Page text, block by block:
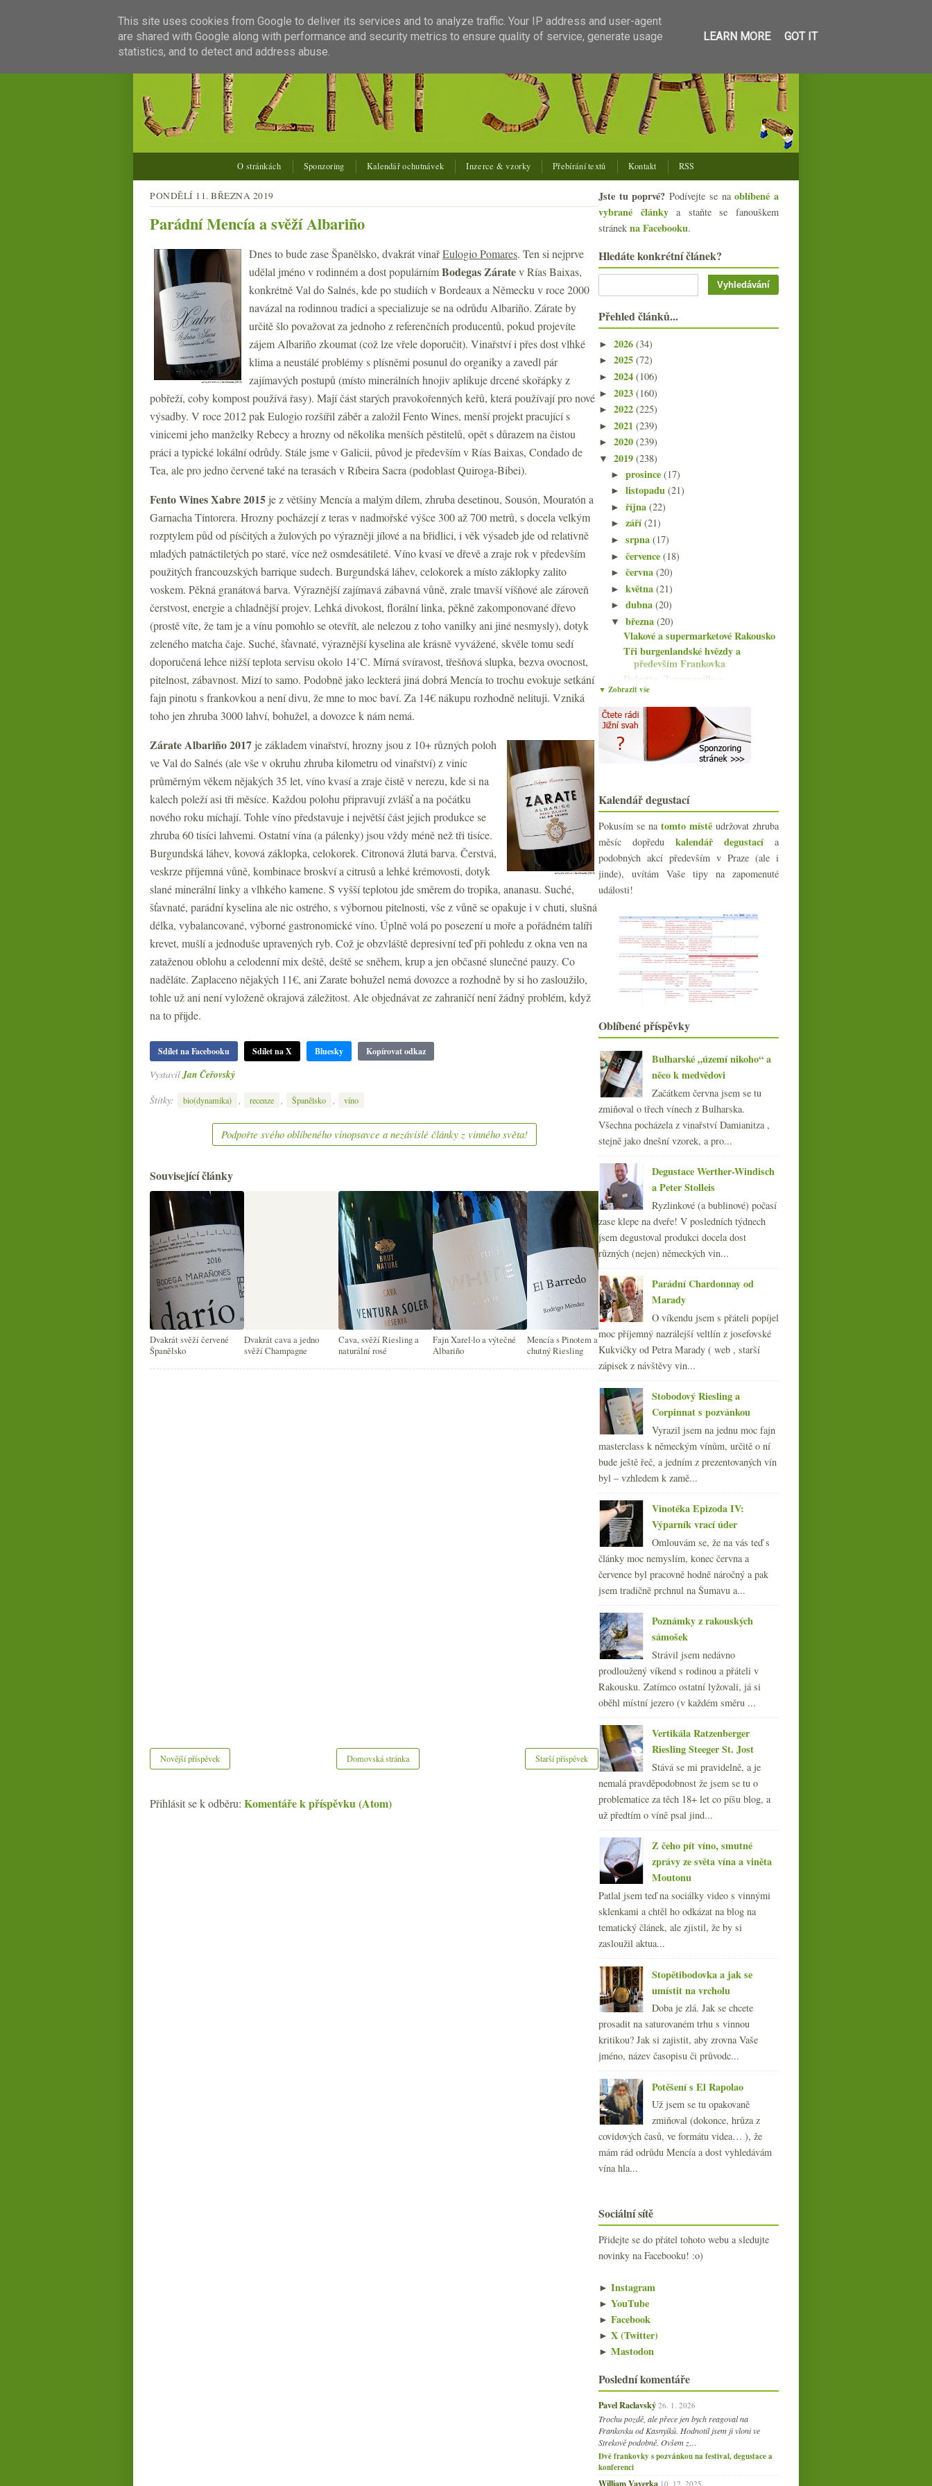
O stránkách Sponzoring Kalendář ochutnávek Inzerce & vzorky Přebírání textů Kontakt RSS
PONDĚLÍ 11. BŘEZNA 2019
Parádní Mencía a svěží Albariño
Dnes to bude zase Španělsko, dvakrát vinařEulogio Pomares. Ten si nejprve
udělal jméno v rodinném a dost populárnímBodegas Záratev Rías Baixas,
konkrétně Val do Salnés, kde po studiích v Bordeaux a Německu v roce 2000
navázal na rodinnou tradici a specializuje se na odrůdu Albariño. Zárate by
určitě šlo považovat za jednoho z referenčních producentů, pokud projevíte
zájem Albariño zkoumat (což lze vřele doporučit). Vinařství i přes dost vlhké
klima a neustálé problémy s plísněmi posunul do organiky a zavedl pár
zajímavých postupů (místo minerálních hnojiv aplikuje drcené skořápky z
pobřeží, coby kompost používá řasy). Mají část starých pravokořenných keřů, která používají pro nové
výsadby. V roce 2012 pak Eulogio rozšířil záběr a založil Fento Wines, menší projekt pracující s
vinicemi jeho manželky Rebecy a hrozny od několika menších pěstitelů, opět s důrazem na čistou
práci a typické lokální odrůdy. Stále jsme v Galicii, původ je především v Rías Baixas, Condado de
Tea, ale pro jedno červené také na terasách v Ríbeira Sacra (podoblast Quiroga-Bibei).
Fento Wines Xabre 2015 je z většiny Mencía a malým dílem, zhruba desetinou, Sousón, Mouratón a
Garnacha Tintorera. Hrozny pocházejí z teras v nadmořské výšce 300 až 700 metrů, s docela velkým
rozptylem půd od písčitých a žulových po výrazněji jílové a na břidlici, i věk výsadeb jde od relativně
mladých patnáctiletých po staré, více než osmdesátileté. Víno kvasí ve dřevě a zraje rok v především
použitých francouzských barrique sudech. Burgundská láhev, celokorek a místo záklopky zalito
voskem. Pěkná granátová barva. Výraznější zajímavá zábavná vůně, zrale tmavší višňové ale zároveň
čerstvost, energie a chladnější projev. Lehká divokost, florální linka, pěkně zakomponované dřevo
(prostě víte, že tam je a vínu pomohlo se otevřít, ale nelezou z toho vanilky ani jiné nesmysly), dotyk
zeleného matcha čaje. Suché, šťavnaté, výraznější kyselina ale krásně vyvážené, skvěle tomu sedí
doporučená lehce nižší teplota servisu okolo 14˚C. Mírná svíravost, třešňová slupka, bezva ovocnost,
pitelnost, zábavnost. Mizí to samo. Podobně jako leckterá jiná dobrá Mencía to trochu evokuje setkání
fajn pinotu s frankovkou a není divu, že mne to moc baví. Za 14€ nákupu rozhodně nelituji. Vzniká
toho jen zhruba 3000 lahví, bohužel, a dovozce k nám nemá.
Zárate Albariño 2017 je základem vinařství, hrozny jsou z 10+ různých poloh
ve Val do Salnés (ale vše v okruhu zhruba kilometru od vinařství) z vinic
průměrným věkem nějakých 35 let, víno kvasí a zraje čistě v nerezu, kde si na
kalech poleží asi tři měsíce. Každou polohu připravují zvlášť a na počátku
nového roku míchají. Tohle víno představuje i největší část jejich produkce se
zhruba 60 tisíci lahvemi. Ostatní vína (a pálenky) jsou vždy méně než tři tisíce.
Burgundská láhev, kovová záklopka, celokorek. Citronová žlutá barva. Čerstvá,
veskrze příjemná vůně, kombinace broskví a citrusů a lehké krémovosti, dotyk
slané minerální linky a vlhkého kamene. S vyšší teplotou jde směrem do tropika, ananasu. Suché,
šťavnaté, parádní kyselina ale nic ostrého, s výbornou pitelnosti, vše z vůně se opakuje i v chuti, slušná
délka, vybalancované, výborné gastronomické víno. Úplně volá po posezení u moře a pořádném talíři
krevet, mušlí a jednoduše upravených ryb. Což je obzvláště depresivní teď při pohledu z okna ven na
zataženou oblohu a celodenní mix deště, deště se sněhem, krup a jen občasné slunečné pauzy. Co
naděláte. Zaplaceno nějakých 11€, ani Zarate bohužel nemá dovozce a rozhodně by si ho zasloužilo,
tohle už ani není vyloženě okrajová záležitost. Ale objednávat ze zahraničí není žádný problém, když
na to přijde.
Sdílet na Facebooku Sdílet na X Bluesky Kopírovat odkaz
VystavilJan Čeřovský
Štítky:
bio(dynamika) recenze Španělsko víno
Podpořte svého oblíbeného vínopsavce a nezávislé články z vinného světa!
Související články
Dvakrát svěží červené
Španělsko
Dvakrát cava a jedno
svěží Champagne
Cava, svěží Riesling a
naturální rosé
Fajn Xarel·lo a výtečné
Albariño
Mencía s Pinotem a
chutný Riesling
Šťavnatý Ryzlink a
výtečné mořské Albariño
Novější příspěvek Starší příspěvek
Domovská stránka
Přihlásit se k odběru: Komentáře k příspěvku (Atom)
Jste tu poprvé? Podívejte se naoblíbené a
vybrané článkya staňte se fanouškem
stránek na Facebooku.
Hledáte konkrétní článek?
Přehled článků...
► 2026 (34)
► 2025 (72)
► 2024 (106)
► 2023 (160)
► 2022 (225)
► 2021 (239)
► 2020 (239)
▼ 2019 (238)
►prosince(17)
►listopadu(21)
►října(22)
►září(21)
►srpna(17)
►července(18)
►června(20)
►května(21)
►dubna(20)
▼března(20)
Vlakové a supermarketové Rakousko
Tři burgenlandské hvězdy a
především Frankovka
Dolcetto, Tempranillo a
Blaufränkisch
Nesířené Družstvo a dvě bílá
Šardonka v podmínce
Apelační systém ČR, Rakousko
rekordní a nejlepší s...
Velké nesířené Champagne
Marcarini a nejen chutné Barolo
Suché růžové bubliny a klasické
Bordeaux
Vendémiaire od Doyarda s
pozvánkou na stadion
Someliér: Prolog
Bořetické Svatovavřinecké, runy z
Parádní Mencía a svěží Albariño
Miliardářský sklepmistr, ukradená
voda, královna a...
Červená burgundská základka a
chutné prosecco
Výtečný Pinot a nejlepší červené
výsadeb
Bílý Vougeot a šťavnaté Puligny-
Montrachet
Vinselekt Michlovský ve Vinografu
►února(19)
►ledna(22)
►2018(240)
►2017(240)
►2016(250)
2015 (251)
►2014(254)
►2013(249)
►2012(254)
►2011(252)
►2010(249)
2009(249)
►2008(270)
►2007(108)
▼ Zobrazit vše
Kalendář degustací
Pokusím se na tomto místě udržovat zhruba
měsíc dopředu kalendář degustacía
podobných akcí především v Praze (ale i
jinde), uvítám Vaše tipy na zapomenuté
události!
Oblíbené příspěvky
Bulharské „území nikoho“ a
něco k medvědovi
Začátkem června jsem se tu
zmiňoval o třech vínech z Bulharska.
Všechna pocházela z vinařství Damianitza ,
stejně jako dnešní vzorek, a pro...
Degustace Werther-Windisch
a Peter Stolleis
Ryzlinkové (a bublinové) počasí
zase klepe na dveře! V posledních týdnech
jsem degustoval produkci docela dost
různých (nejen) německých vin...
Parádní Chardonnay od
Marady
O víkendu jsem s přáteli popíjel
moc příjemný nazrálejší veltlín z josefovské
Kukvičky od Petra Marady ( web , starší
zápisek z návštěvy vin...
Stobodový Riesling a
Corpinnat s pozvánkou
Vyrazil jsem na jednu moc fajn
masterclass k německým vínům, určitě o ní
bude ještě řeč, a jedním z prezentovaných vín
byl – vzhledem k zamě...
Vinotéka Epizoda IV:
Výparník vrací úder
Omlouvám se, že na vás teď s
články moc nemyslím, konec června a
července byl pracovně hodně náročný a pak
jsem tradičně prchnul na Šumavu a...
Poznámky z rakouských
sámošek
Strávil jsem nedávno
prodloužený víkend s rodinou a přáteli v
Rakousku. Zatímco ostatní lyžovali, já si
oběhl místní jezero (v každém směru ...
Vertikála Ratzenberger
Riesling Steeger St. Jost
Stává se mi pravidelně, a je
nemalá pravděpodobnost že jsem se tu o
problematice za těch 18+ let co píšu blog, a
už předtím o víně psal jind...
Z čeho pít víno, smutné
zprávy ze světa vína a viněta
Moutonu
Patlal jsem teď na sociálky video s vinnými
sklenkami a chtěl ho odkázat na blog na
tematický článek, ale zjistil, že by si
zasloužil aktua...
Stopětibodovka a jak se
umístit na vrcholu
Doba je zlá. Jak se chcete
prosadit na saturovaném trhu s vinnou
kritikou? Jak si zajistit, aby zrovna Vaše
jméno, název časopisu či průvodc...
Potěšení s El Rapolao
Už jsem se tu opakovaně
zmiňoval (dokonce, hrůza z
covidových časů, ve formátu videa… ), že
mám rád odrůdu Mencía a dost vyhledávám
vína hla...
Sociální sítě
Přidejte se do přátel tohoto webu a sledujte
novinky na Facebooku! :o)
► Instagram
► YouTube
► Facebook
► X (Twitter)
► Mastodon
Poslední komentáře
Pavel Raclavský 26. 1. 2026
Trochu pozdě, ale přece jen bych reagoval na
Frankovku od Kasnyiků. Hodnotil jsem ji vloni ve
Strekově podobně. Ovšem z…
Dvě frankovky s pozvánkou na festival, degustace a
konferenci
William Vaverka 10. 12. 2025
This site uses cookies from Google to deliver its services and to analyze traffic. Your IP address and user-agent
are shared with Google along with performance and security metrics to ensure quality of service, generate usage
statistics, and to detect and address abuse.
LEARN MORE GOT IT